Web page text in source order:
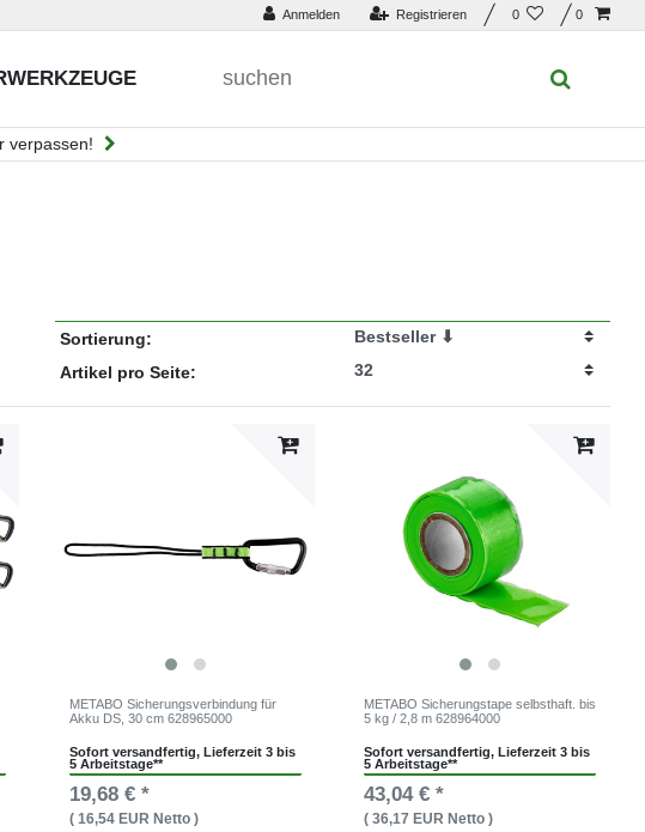
Anmelden Registrieren 0 0
verpassen!
Sortierung:
Artikel pro Seite:
METABO Sicherungsverbindung für
Akku DS, 30 cm 628965000
Sofort versandfertig, Lieferzeit 3 bis
5 Arbeitstage**
19,68 € *
( 16,54 EUR Netto )
METABO Sicherungstape selbsthaft. bis
5 kg / 2,8 m 628964000
Sofort versandfertig, Lieferzeit 3 bis
5 Arbeitstage**
43,04 € *
( 36,17 EUR Netto )